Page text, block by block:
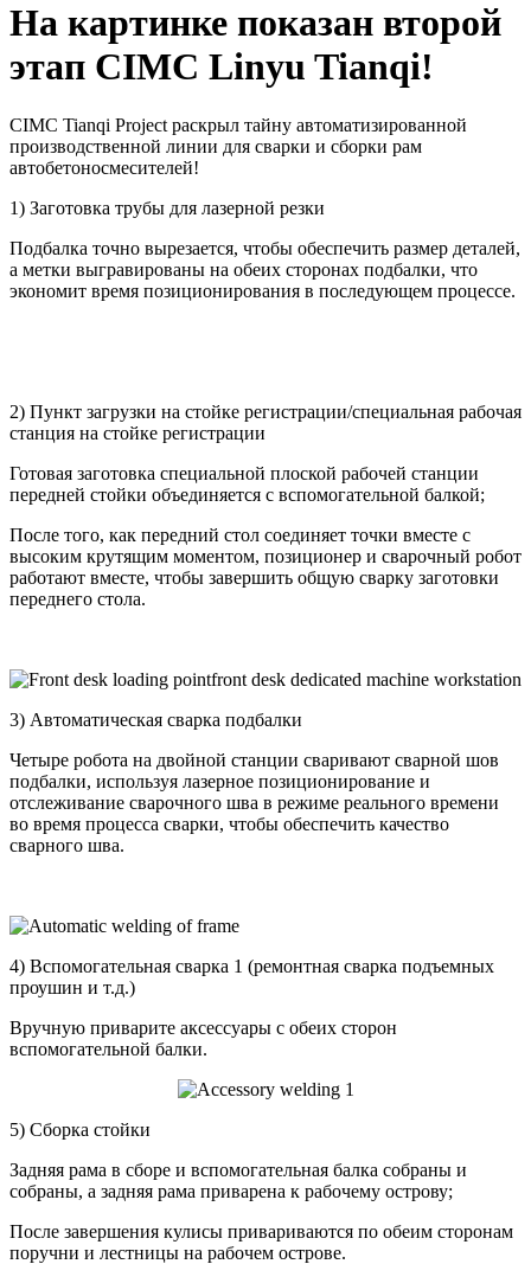
На картинке показан второй
этап CIMC Linyu Tianqi!
CIMC Tianqi Project раскрыл тайну автоматизированной
производственной линии для сварки и сборки рам
автобетоносмесителей!
1) Заготовка трубы для лазерной резки
Подбалка точно вырезается, чтобы обеспечить размер деталей,
а метки выгравированы на обеих сторонах подбалки, что
экономит время позиционирования в последующем процессе.
2) Пункт загрузки на стойке регистрации/специальная рабочая
станция на стойке регистрации
Готовая заготовка специальной плоской рабочей станции
передней стойки объединяется с вспомогательной балкой;
После того, как передний стол соединяет точки вместе с
высоким крутящим моментом, позиционер и сварочный робот
работают вместе, чтобы завершить общую сварку заготовки
переднего стола.
3) Автоматическая сварка подбалки
Четыре робота на двойной станции сваривают сварной шов
подбалки, используя лазерное позиционирование и
отслеживание сварочного шва в режиме реального времени
во время процесса сварки, чтобы обеспечить качество
сварного шва.
4) Вспомогательная сварка 1 (ремонтная сварка подъемных
проушин и т.д.)
Вручную приварите аксессуары с обеих сторон
вспомогательной балки.
5) Сборка стойки
Задняя рама в сборе и вспомогательная балка собраны и
собраны, а задняя рама приварена к рабочему острову;
После завершения кулисы привариваются по обеим сторонам
поручни и лестницы на рабочем острове.